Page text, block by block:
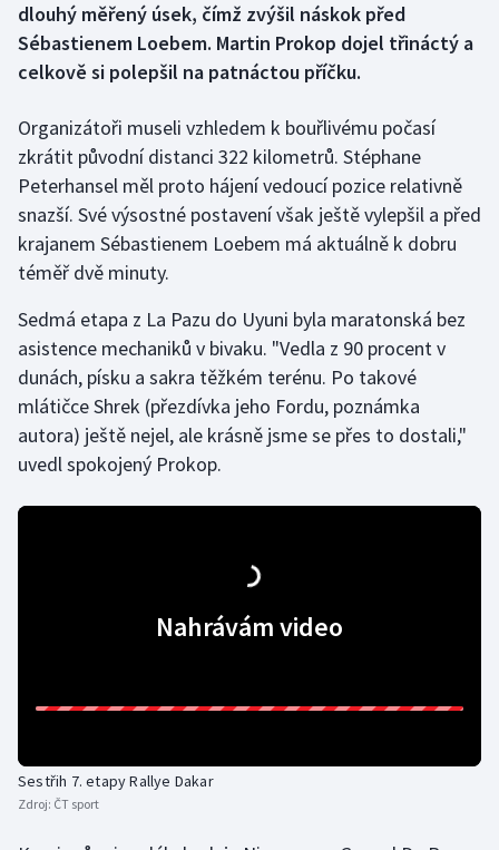
Florbal
Futsal
Golf
Gymnastika
Házená
Judo
Krasobruslení
Lezení
Lyže a snowboard
Plavání
dlouhý měřený úsek, čímž zvýšil náskok před
Sébastienem Loebem. Martin Prokop dojel třináctý a
celkově si polepšil na patnáctou příčku.
Organizátoři museli vzhledem k bouřlivému počasí
zkrátit původní distanci 322 kilometrů. Stéphane
Peterhansel měl proto hájení vedoucí pozice relativně
snazší. Své výsostné postavení však ještě vylepšil a před
krajanem Sébastienem Loebem má aktuálně k dobru
téměř dvě minuty.
Sedmá etapa z La Pazu do Uyuni byla maratonská bez
asistence mechaniků v bivaku. "Vedla z 90 procent v
dunách, písku a sakra těžkém terénu. Po takové
mlátičce Shrek (přezdívka jeho Fordu, poznámka
autora) ještě nejel, ale krásně jsme se přes to dostali,"
uvedl spokojený Prokop.
Nahrávám video
Sestřih 7. etapy Rallye Dakar
Zdroj: ČT sport